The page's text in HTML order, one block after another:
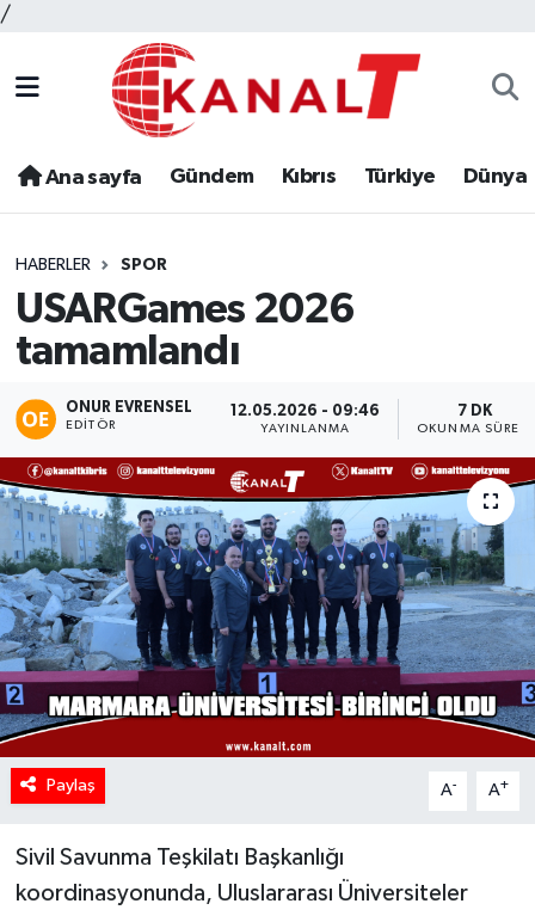
/
Ana sayfa Gündem Kıbrıs Türkiye Dünya
HABERLER SPOR
USARGames 2026
tamamlandı
ONUR EVRENSEL
EDITÖR
12.05.2026 - 09:46
YAYINLANMA
7 DK
OKUNMA SÜRESI
Paylaş A- A+
Sivil Savunma Teşkilatı Başkanlığı
koordinasyonunda, Uluslararası Üniversiteler